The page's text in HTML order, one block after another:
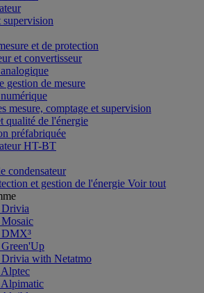
et de protection
et convertisseur
gestion de mesure
mesure, comptage et supervision
qualité de l'énergie
préfabriquée
HT-BT
condensateur
et gestion de l'énergie Voir tout
with Netatmo